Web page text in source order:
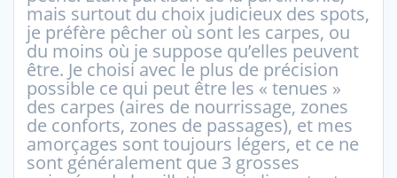
mais surtout du choix judicieux des spots,
je préfère pêcher où sont les carpes, ou
du moins où je suppose qu’elles peuvent
être. Je choisi avec le plus de précision
possible ce qui peut être les « tenues »
des carpes (aires de nourrissage, zones
de conforts, zones de passages), et mes
amorçages sont toujours légers, et ce ne
sont généralement que 3 grosses